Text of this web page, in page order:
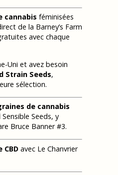
cannabis féminisées
de la Barney’s Farm
avec chaque
Uni et avez besoin
Strain Seeds,
sélection.
de cannabis
Seeds, y
Bruce Banner #3.
CBD avec Le Chanvrier